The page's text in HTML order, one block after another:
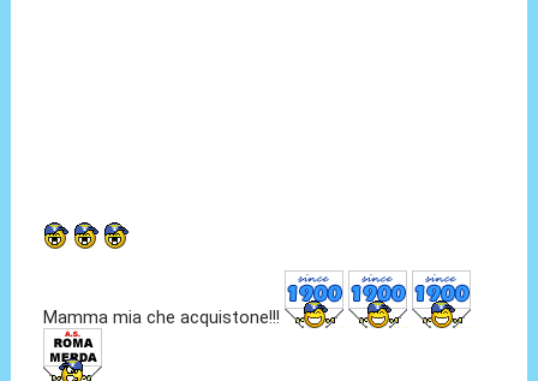
Mamma mia che acquistone!!!